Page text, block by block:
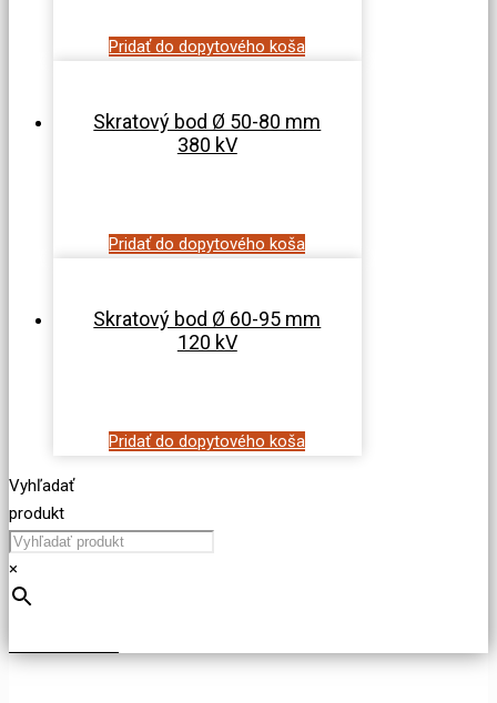
Pridať do dopytového koša
Skratový bod Ø 50-80 mm
380 kV
Pridať do dopytového koša
Skratový bod Ø 60-95 mm
120 kV
Pridať do dopytového koša
Vyhľadať
produkt
×